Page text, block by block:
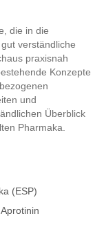
die in die
verständliche
praxisnah
Konzepte
und
Überblick
Pharmaka.
(ESP)